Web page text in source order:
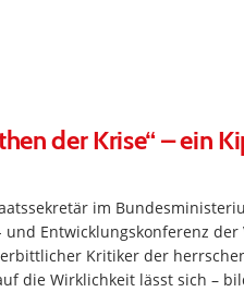
der Krise“ – ein
im
Entwicklungskonferenz der
Kritiker der
die Wirklichkeit lässt sich –